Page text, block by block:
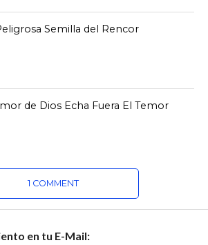
Semilla del Rencor
de Dios Echa Fuera El Temor
1 COMMENT
en tu E-Mail: